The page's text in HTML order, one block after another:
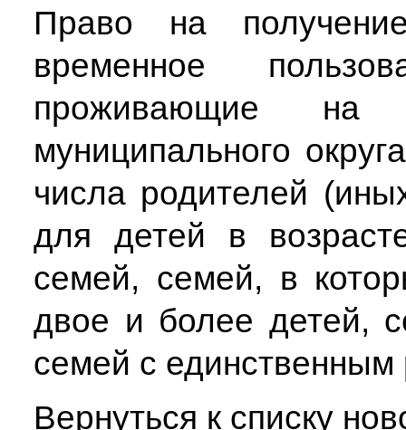
Право на
временное
проживающие на
муниципального
числа родителей
для детей в
семей, семей, в
двое и более детей,
семей с единственным
Вернуться к списку